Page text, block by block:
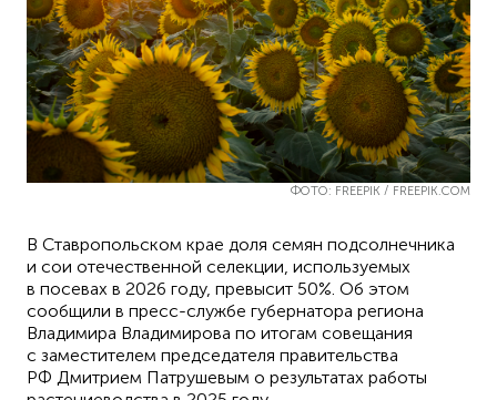
ФОТО: FREEPIK / FREEPIK.COM
В Ставропольском крае доля семян подсолнечника
и сои отечественной селекции, используемых
в посевах в 2026 году, превысит 50%. Об этом
сообщили в пресс-службе губернатора региона
Владимира Владимирова по итогам совещания
с заместителем председателя правительства
РФ Дмитрием Патрушевым о результатах работы